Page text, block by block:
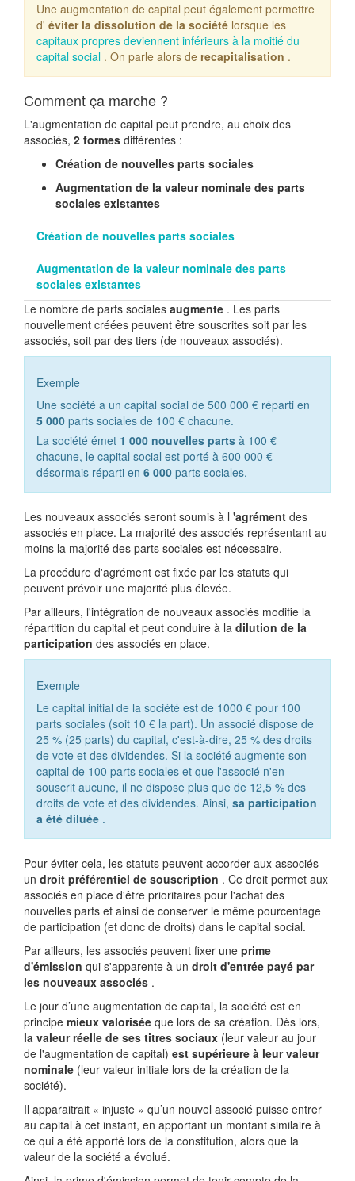
Une augmentation de capital peut également permettre
d' éviter la dissolution de la société lorsque les
capitaux propres deviennent inférieurs à la moitié du
capital social . On parle alors de recapitalisation .
Comment ça marche ?
L'augmentation de capital peut prendre, au choix des
associés, 2 formes différentes :
Création de nouvelles parts sociales
Augmentation de la valeur nominale des parts
sociales existantes
Création de nouvelles parts sociales
Augmentation de la valeur nominale des parts
sociales existantes
Le nombre de parts sociales augmente . Les parts
nouvellement créées peuvent être souscrites soit par les
associés, soit par des tiers (de nouveaux associés).
Exemple
Une société a un capital social de 500 000 € réparti en
5 000 parts sociales de 100 € chacune.
La société émet 1 000 nouvelles parts à 100 €
chacune, le capital social est porté à 600 000 €
désormais réparti en 6 000 parts sociales.
Les nouveaux associés seront soumis à l 'agrément des
associés en place. La majorité des associés représentant au
moins la majorité des parts sociales est nécessaire.
La procédure d'agrément est fixée par les statuts qui
peuvent prévoir une majorité plus élevée.
Par ailleurs, l'intégration de nouveaux associés modifie la
répartition du capital et peut conduire à la dilution de la
participation des associés en place.
Exemple
Le capital initial de la société est de 1000 € pour 100
parts sociales (soit 10 € la part). Un associé dispose de
25 % (25 parts) du capital, c'est-à-dire, 25 % des droits
de vote et des dividendes. Si la société augmente son
capital de 100 parts sociales et que l'associé n'en
souscrit aucune, il ne dispose plus que de 12,5 % des
droits de vote et des dividendes. Ainsi, sa participation
a été diluée .
Pour éviter cela, les statuts peuvent accorder aux associés
un droit préférentiel de souscription . Ce droit permet aux
associés en place d'être prioritaires pour l'achat des
nouvelles parts et ainsi de conserver le même pourcentage
de participation (et donc de droits) dans le capital social.
Par ailleurs, les associés peuvent fixer une prime
d'émission qui s'apparente à un droit d'entrée payé par
les nouveaux associés .
Le jour d’une augmentation de capital, la société est en
principe mieux valorisée que lors de sa création. Dès lors,
la valeur réelle de ses titres sociaux (leur valeur au jour
de l'augmentation de capital) est supérieure à leur valeur
nominale (leur valeur initiale lors de la création de la
société).
Il apparaitrait « injuste » qu’un nouvel associé puisse entrer
au capital à cet instant, en apportant un montant similaire à
ce qui a été apporté lors de la constitution, alors que la
valeur de la société a évolué.